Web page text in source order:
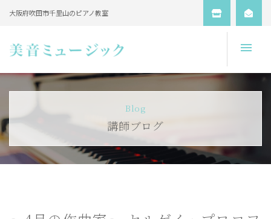
大阪府吹田市千里山のピアノ教室
Blog
講師ブログ